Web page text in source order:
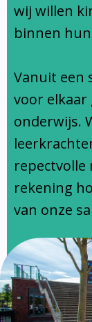
wij willen
binnen
Vanuit een
voor elkaar
onderwijs.
repectvolle
rekening
van onze